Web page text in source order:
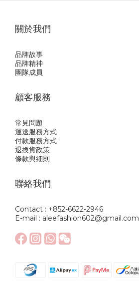
關於我們
品牌故事
品牌精神
團隊成員
顧客服務
常見問題
運送服務方式
付款服務方式
退換貨政策
條款與細則
聯絡我們
Contact : +852-6622-2946
E-mail : aleefashion602@gmail.com